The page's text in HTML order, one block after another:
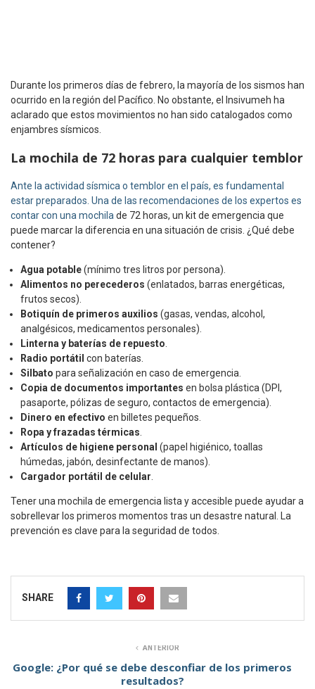
Durante los primeros días de febrero, la mayoría de los sismos han
ocurrido en la región del Pacífico. No obstante, el Insivumeh ha
aclarado que estos movimientos no han sido catalogados como
enjambres sísmicos.
La mochila de 72 horas para cualquier temblor
Ante la actividad sísmica o temblor en el país, es fundamental
estar preparados. Una de las recomendaciones de los expertos es
contar con una mochilade 72 horas, un kit de emergencia que
puede marcar la diferencia en una situación de crisis. ¿Qué debe
contener?
Agua potable(mínimo tres litros por persona).
Alimentos no perecederos (enlatados, barras energéticas,
frutos secos).
Botiquín de primeros auxilios (gasas, vendas, alcohol,
analgésicos, medicamentos personales).
Linterna y baterías de repuesto.
Radio portátil con baterías.
Silbato para señalización en caso de emergencia.
Copia de documentos importantes en bolsa plástica (DPI,
pasaporte, pólizas de seguro, contactos de emergencia).
Dinero en efectivo en billetes pequeños.
Ropa y frazadas térmicas.
Artículos de higiene personal (papel higiénico, toallas
húmedas, jabón, desinfectante de manos).
Cargador portátil de celular.
Tener una mochila de emergencia lista y accesible puede ayudar a
sobrellevar los primeros momentos tras un desastre natural. La
prevención es clave para la seguridad de todos.
SHARE
ANTERIOR
Google: ¿Por qué se debe desconfiar de los primeros
resultados?